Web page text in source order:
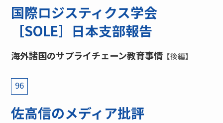
国際ロジスティクス学会
［SOLE］日本支部報告
海外諸国のサプライチェーン教育事情 【後編】
96
佐高信のメディア批評